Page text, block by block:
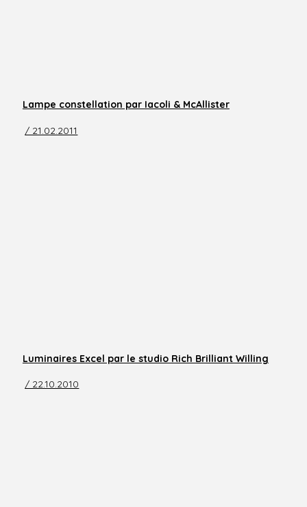
Lampe constellation par Iacoli & McAllister
/ 21.02.2011
Luminaires Excel par le studio Rich Brilliant Willing
/ 22.10.2010